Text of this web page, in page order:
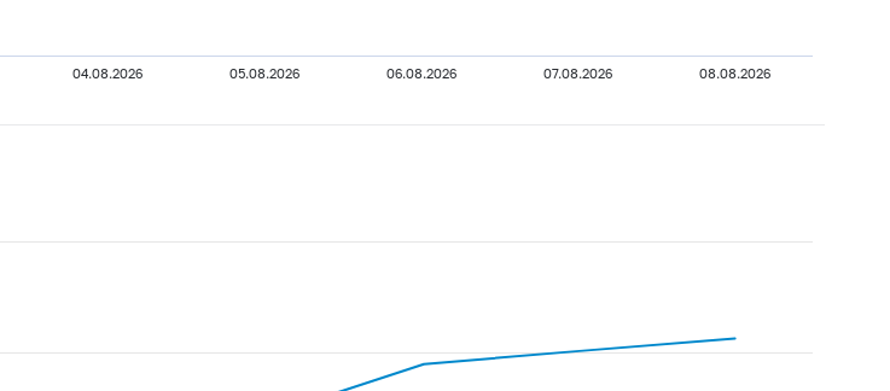
04.08.2026 05.08.2026 06.08.2026 07.08.2026 08.08.2026